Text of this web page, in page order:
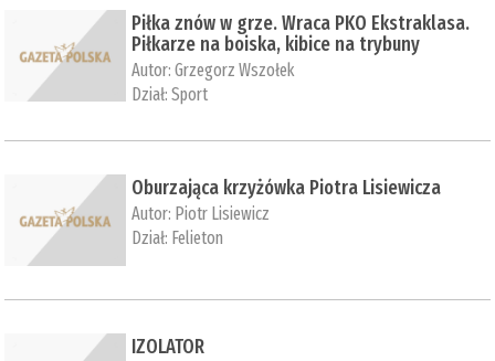
Piłka znów w grze. Wraca PKO Ekstraklasa.
Piłkarze na boiska, kibice na trybuny
Autor:Grzegorz Wszołek
Dział:Sport
Oburzająca krzyżówka Piotra Lisiewicza
Autor: Piotr Lisiewicz
Dział: Felieton
IZOLATOR